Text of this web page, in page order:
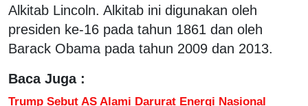
Alkitab Lincoln. Alkitab ini digunakan oleh
presiden ke-16 pada tahun 1861 dan oleh
Barack Obama pada tahun 2009 dan 2013.
Baca Juga :
Trump Sebut AS Alami Darurat Energi Nasional